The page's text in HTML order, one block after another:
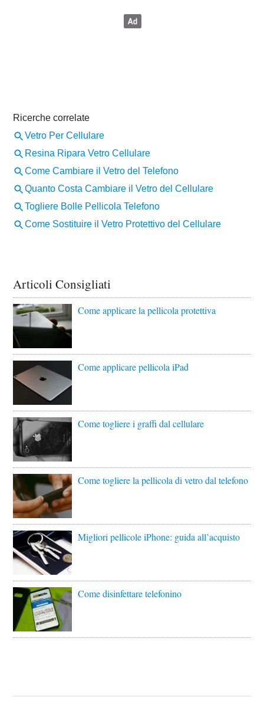
Articoli Consigliati
Come applicare la pellicola protettiva
Come applicare pellicola iPad
Come togliere i graffi dal cellulare
Come togliere la pellicola di vetro dal telefono
Migliori pellicole iPhone: guida all’acquisto
Come disinfettare telefonino